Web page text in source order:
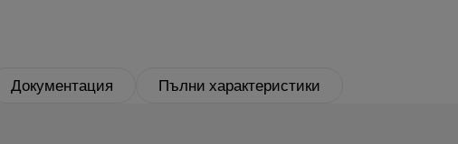
Документация Пълни характеристики